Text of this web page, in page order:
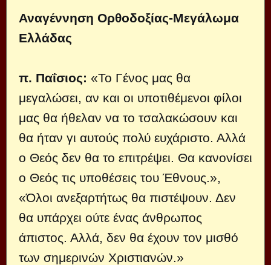
Αναγέννηση Ορθοδοξίας-Μεγάλωμα
Ελλάδας
π. Παΐσιος: «Το Γένος μας θα
μεγαλώσει, αν και οι υποτιθέμενοι φίλοι
μας θα ήθελαν να το τσαλακώσουν και
θα ήταν γι αυτούς πολύ ευχάριστο. Αλλά
ο Θεός δεν θα το επιτρέψει. Θα κανονίσει
ο Θεός τις υποθέσεις του Έθνους.»,
«Όλοι ανεξαρτήτως θα πιστέψουν. Δεν
θα υπάρχει ούτε ένας άνθρωπος
άπιστος. Αλλά, δεν θα έχουν τον μισθό
των σημερινών Χριστιανών.»